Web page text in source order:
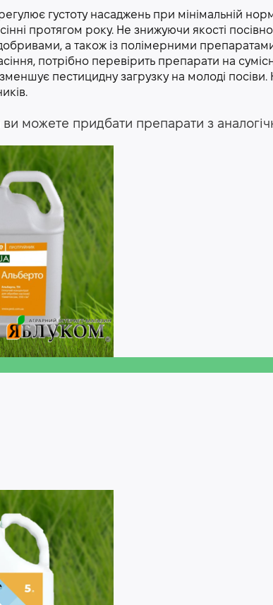
густоту насаджень при мінімальній
протягом року. Не знижуючи якості
а також із полімерними
потрібно перевірить препарати на
зменшує пестицидну загрузку на молоді
ви можете придбати препарати з